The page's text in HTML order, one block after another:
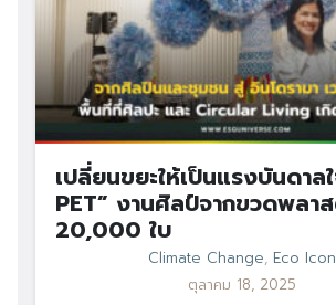
เปลี่ยนขยะให้เป็นแรงบันดาล
PET” งานศิลป์จากขวดพลา
20,000 ใบ
Climate Change, Eco Icon
ตุลาคม 18, 2025